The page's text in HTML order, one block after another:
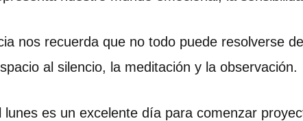
nos recuerda que no todo puede resolverse
al silencio, la meditación y la observación.
lunes es un excelente día para comenzar